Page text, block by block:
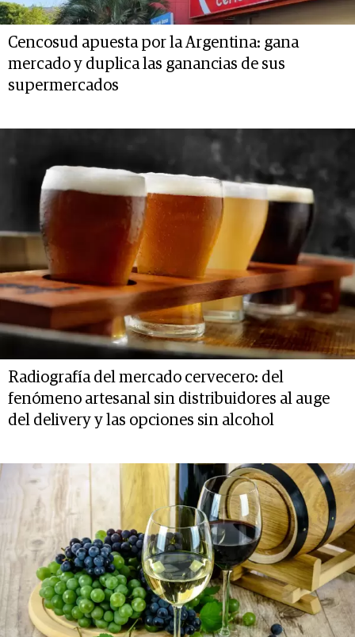
Cencosud apuesta por la Argentina: gana
mercado y duplica las ganancias de sus
supermercados
Radiografía del mercado cervecero: del
fenómeno artesanal sin distribuidores al auge
del delivery y las opciones sin alcohol